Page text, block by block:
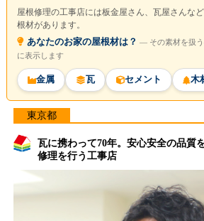
屋根修理の工事店には板金屋さん、瓦屋さんな
根材があります。
あなたのお家の屋根材は？ ― その素材を扱
に表示します
金属 瓦 セメント 木
東京都
瓦に携わって70年。安心安全の品質
修理を行う工事店